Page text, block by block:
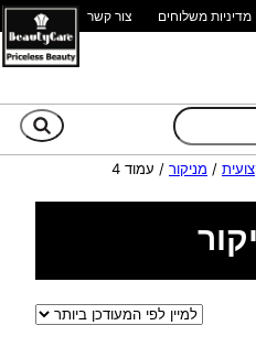
מדיניות משלוחים צור קשר
/ מניקור / עמוד 4